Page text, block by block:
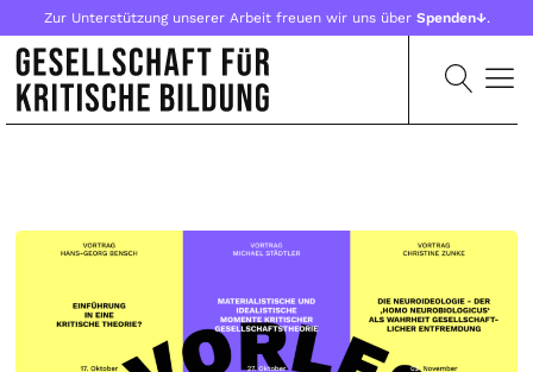
Zur Unterstützung unserer Arbeit freuen wir uns über Spenden↓.